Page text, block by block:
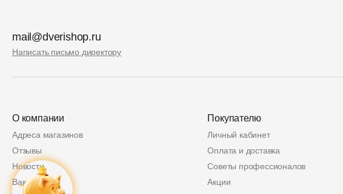
mail@dverishop.ru
Написать письмо директору
О компании
Адреса магазинов
Отзывы
Новости
Вакансии
Покупателю
Личный кабинет
Оплата и доставка
Советы профессионалов
Акции